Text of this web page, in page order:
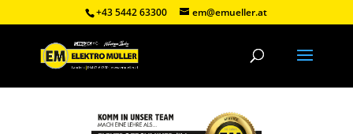
+43 5442 63300 em@emueller.at